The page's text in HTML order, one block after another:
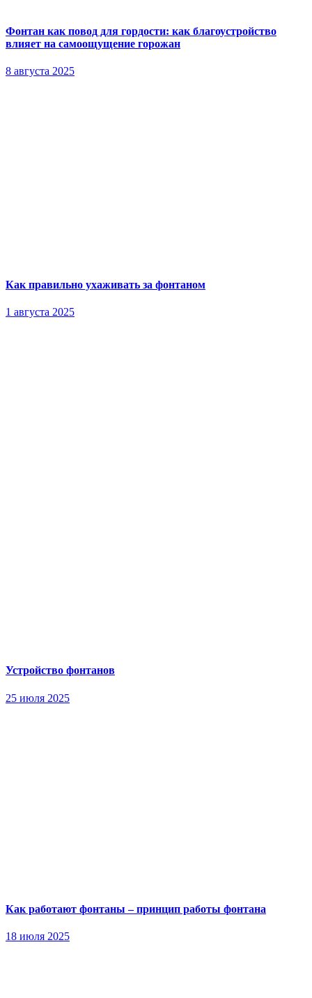
Фонтан как повод для гордости: как благоустройство
влияет на самоощущение горожан
8 августа 2025
Как правильно ухаживать за фонтаном
1 августа 2025
Устройство фонтанов
25 июля 2025
Как работают фонтаны – принцип работы фонтана
18 июля 2025